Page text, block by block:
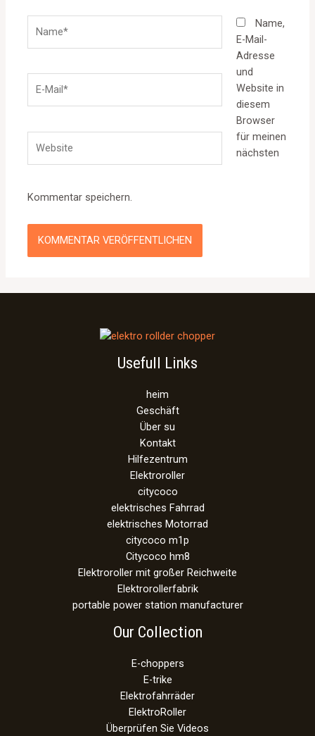
Mail*
Name,
E-Mail-
Adresse
und
Website in
diesem
Browser
für meinen
nächsten
Kommentar speichern.
Usefull Links
heim
Geschäft
Über su
Kontakt
Hilfezentrum
Elektroroller
citycoco
elektrisches Fahrrad
elektrisches Motorrad
citycoco m1p
Citycoco hm8
Elektroroller mit großer Reichweite
Elektrorollerfabrik
portable power station manufacturer
Our Collection
E-choppers
E-trike
Elektrofahrräder
ElektroRoller
Überprüfen Sie Videos